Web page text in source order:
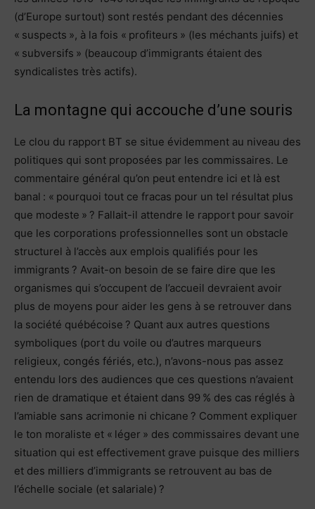
(d’Europe surtout) sont restés pendant des décennies
« suspects », à la fois « profiteurs » (les méchants juifs) et
« subversifs » (beaucoup d’immigrants étaient des
syndicalistes très actifs).
La montagne qui accouche d’une souris
Le clou du rapport BT se situe évidemment au niveau des
politiques qui sont proposées par les commissaires. Le
commentaire général qu’on peut entendre ici et là est
banal : « pourquoi tout ce fracas pour un tel résultat plus
que modeste » ? Fallait-il attendre le rapport pour savoir
que les corporations professionnelles sont un obstacle
structurel à l’accès aux emplois qualifiés pour les
immigrants ? Avait-on besoin de se faire dire que les
organismes qui s’occupent de l’accueil devraient avoir
plus de moyens pour aider les gens à se retrouver dans
la société québécoise ? Quant aux autres questions
symboliques (port du voile ou d’autres marqueurs
religieux, congés fériés, etc.), n’avons-nous pas assez
entendu lors des audiences que ces questions n’avaient
rien de dramatique et étaient dans 99 % des cas réglés à
l’amiable sans acrimonie ni chicane ? Comment expliquer
le ton moraliste et « léger » des commissaires devant une
situation qui est effectivement grave puisque des milliers
et des milliers d’immigrants se retrouvent au bas de
l’échelle sociale (et salariale) ?